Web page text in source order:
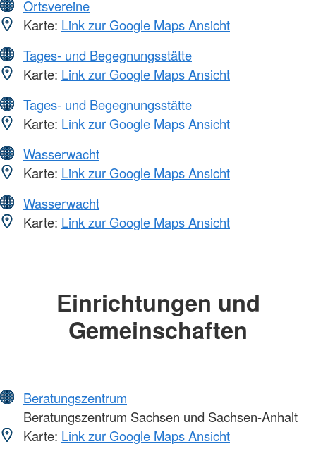
Ortsvereine
Karte: Link zur Google Maps Ansicht
Tages- und Begegnungsstätte
Karte: Link zur Google Maps Ansicht
Tages- und Begegnungsstätte
Karte: Link zur Google Maps Ansicht
Wasserwacht
Karte: Link zur Google Maps Ansicht
Wasserwacht
Karte: Link zur Google Maps Ansicht
Einrichtungen und
Gemeinschaften
Beratungszentrum
Beratungszentrum Sachsen und Sachsen-Anhalt
Karte: Link zur Google Maps Ansicht